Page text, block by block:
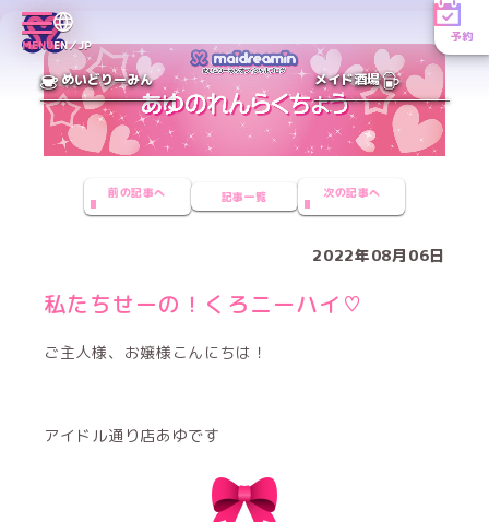
MENUEN／JP
予約
めいどりーみん メイド酒場
前の記事へ 記事一覧 次の記事へ
2022年08月06日
私たちせーの！くろニーハイ♡
ご主人様、お嬢様こんにちは！
アイドル通り店あゆです